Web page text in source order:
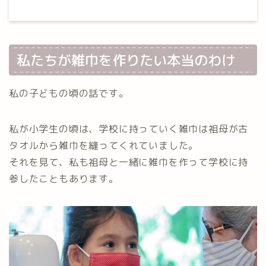
私たちが雑巾を作りたい本当のわけ
私の子どもの頃の話です。
私が小学生の頃は、学校に持っていく雑巾は祖母が古
タオルから雑巾を縫ってくれていました。
それを見て、私も祖母と一緒に雑巾を作って学校に持
参したこともあります。